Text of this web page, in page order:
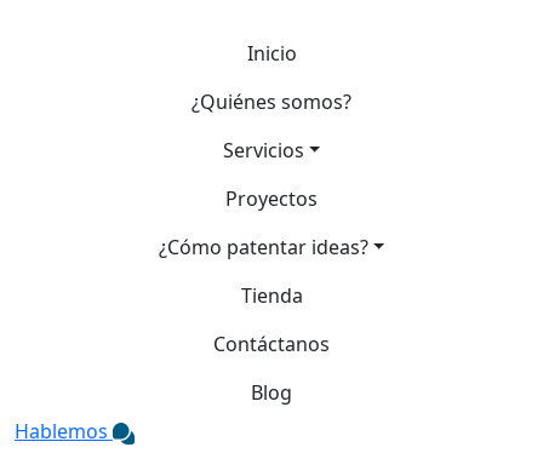
Inicio
¿Quiénes somos?
Servicios
Proyectos
¿Cómo patentar ideas?
Tienda
Contáctanos
Blog
Hablemos